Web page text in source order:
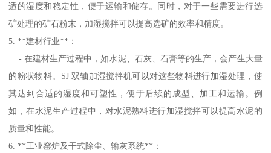
适的湿度和稳定性，便于运输和储存。同时，对于一些需要进行选
矿处理的矿石粉末，加湿搅拌可以提高选矿的效率和精度。
5. **建材行业**：
- 在建材生产过程中，如水泥、石灰、石膏等的生产，会产生大量
的粉状物料。SJ 双轴加湿搅拌机可以对这些物料进行加湿处理，使
其达到合适的湿度和可塑性，便于后续的成型、加工和运输。例
如，在水泥生产过程中，对水泥熟料进行加湿搅拌可以提高水泥的
质量和性能。
6. **工业窑炉及干式除尘、输灰系统**：